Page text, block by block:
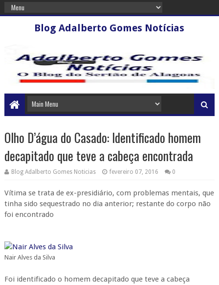
Blog Adalberto Gomes Notícias
Olho D’água do Casado: Identificado homem
decapitado que teve a cabeça encontrada
Blog Adalberto Gomes Noticias fevereiro 07, 2016 0
Vítima se trata de ex-presidiário, com problemas mentais, que
tinha sido sequestrado no dia anterior; restante do corpo não
foi encontrado
Nair Alves da Silva
Foi identificado o homem decapitado que teve a cabeça